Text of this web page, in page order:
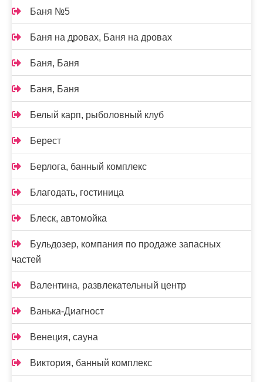
Баня №5
Баня на дровах, Баня на дровах
Баня, Баня
Баня, Баня
Белый карп, рыболовный клуб
Берест
Берлога, банный комплекс
Благодать, гостиница
Блеск, автомойка
Бульдозер, компания по продаже запасных
частей
Валентина, развлекательный центр
Ванька-Диагност
Венеция, сауна
Виктория, банный комплекс